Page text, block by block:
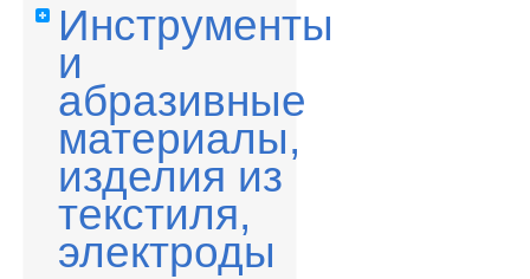
Инструменты
и
абразивные
материалы,
изделия из
текстиля,
электроды